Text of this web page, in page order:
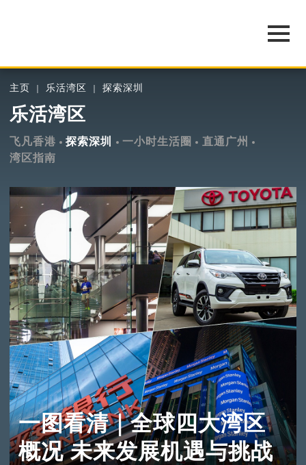
主页 乐活湾区 探索深圳
乐活湾区
飞凡香港 探索深圳 一小时生活圈
直通广州
湾区指南
一图看清｜全球四大湾区
概况 未来发展机遇与挑战